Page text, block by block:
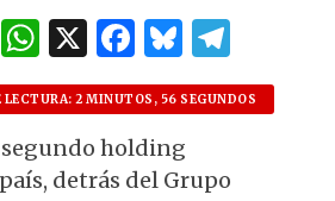
W
h
at
s
A
X F
a
c
e
b
B
lu
es
k
y
el
e
2 MINUTOS, 56 SEGUNDOS
holding
detrás del Grupo